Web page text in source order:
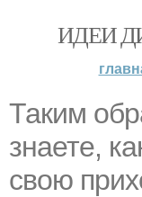
ИДЕИ
Таким
знаете,
свою